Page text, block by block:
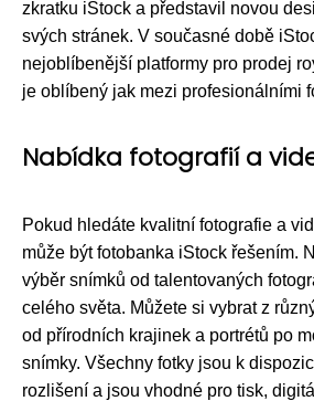
zkratku iStock a představil novou
svých stránek. V současné době
nejoblíbenější platformy pro prodej
je oblíbený jak mezi profesionálními
Nabídka fotografií a
Pokud hledáte kvalitní fotografie a
může být fotobanka iStock řešením.
výběr snímků od talentovaných
celého světa. Můžete si vybrat z
od přírodních krajinek a portrétů po
snímky. Všechny fotky jsou k
rozlišení a jsou vhodné pro tisk,